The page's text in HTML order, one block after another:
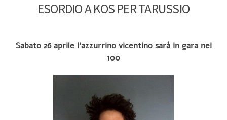
ESORDIO A KOS PER TARUSSIO
Sabato 26 aprile l’azzurrino vicentino sarà in gara nei
100